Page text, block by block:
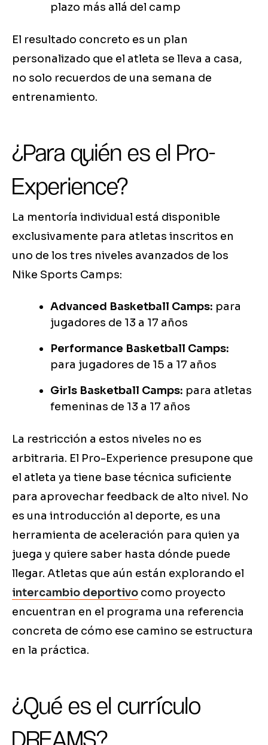
plazo más allá del camp
El resultado concreto es un plan
personalizado que el atleta se lleva a casa,
no solo recuerdos de una semana de
entrenamiento.
¿Para quién es el Pro-
Experience?
La mentoría individual está disponible
exclusivamente para atletas inscritos en
uno de los tres niveles avanzados de los
Nike Sports Camps:
Advanced Basketball Camps: para
jugadores de 13 a 17 años
Performance Basketball Camps:
para jugadores de 15 a 17 años
Girls Basketball Camps: para atletas
femeninas de 13 a 17 años
La restricción a estos niveles no es
arbitraria. El Pro-Experience presupone que
el atleta ya tiene base técnica suficiente
para aprovechar feedback de alto nivel. No
es una introducción al deporte, es una
herramienta de aceleración para quien ya
juega y quiere saber hasta dónde puede
llegar. Atletas que aún están explorando el
intercambio deportivo como proyecto
encuentran en el programa una referencia
concreta de cómo ese camino se estructura
en la práctica.
¿Qué es el currículo
DREAMS?